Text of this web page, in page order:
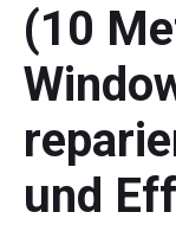
(10
und